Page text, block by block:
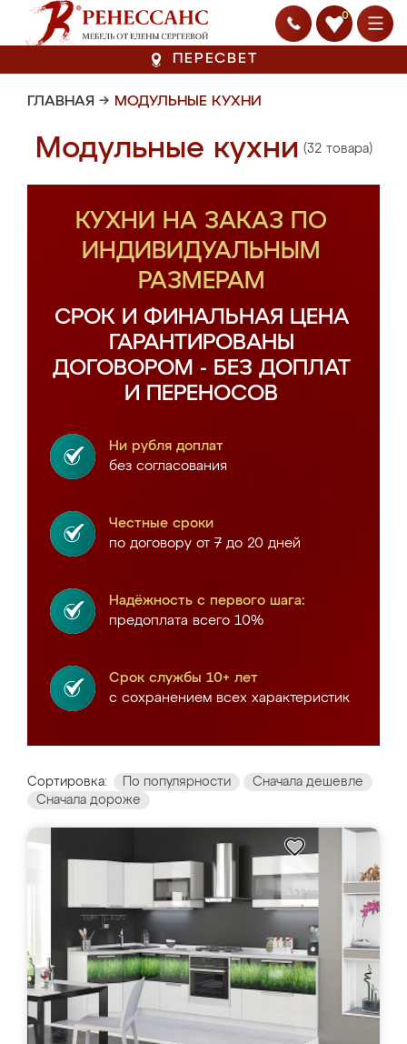
0
ПЕРЕСВЕТ
ГЛАВНАЯ → МОДУЛЬНЫЕ КУХНИ
Модульные кухни (32 товара)
КУХНИ НА ЗАКАЗ ПО
ИНДИВИДУАЛЬНЫМ
РАЗМЕРАМ
СРОК И ФИНАЛЬНАЯ ЦЕНА
ГАРАНТИРОВАНЫ
ДОГОВОРОМ - БЕЗ ДОПЛАТ
И ПЕРЕНОСОВ
Ни рубля доплат
без согласования
Честные сроки
по договору от 7 до 20 дней
Надёжность с первого шага:
предоплата всего 10%
Срок службы 10+ лет
с сохранением всех характеристик
Сортировка: По популярности
Сначала дешевле
Сначала дороже